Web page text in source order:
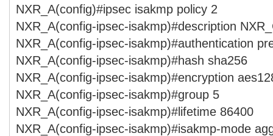
NXR_A(config)#ipsec isakmp policy 2
NXR_A(config-ipsec-isakmp)#description
NXR_A(config-ipsec-isakmp)#authentication
NXR_A(config-ipsec-isakmp)#hash sha256
NXR_A(config-ipsec-isakmp)#encryption
NXR_A(config-ipsec-isakmp)#group 5
NXR_A(config-ipsec-isakmp)#lifetime 86400
NXR_A(config-ipsec-isakmp)#isakmp-mode